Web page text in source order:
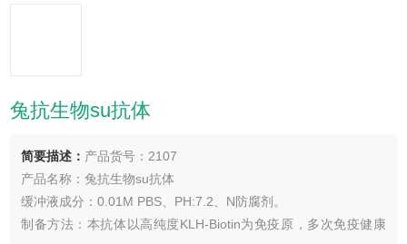
兔抗生物su抗体
简要描述： 产品货号：2107
产品名称：兔抗生物su抗体
缓冲液成分：0.01M PBS、PH:7.2、N防腐剂。
制备方法：本抗体以高纯度KLH-Biotin为免疫原，多次免疫健康